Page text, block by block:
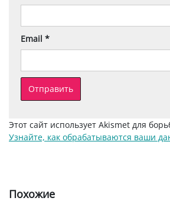
Email *
Этот сайт использует Akismet для
Узнайте, как обрабатываются ваши
Похожие